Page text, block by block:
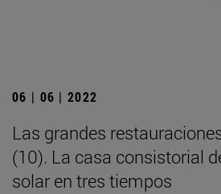
06 | 06 | 2022
Las grandes
(10). La casa consistorial
solar en tres tiempos